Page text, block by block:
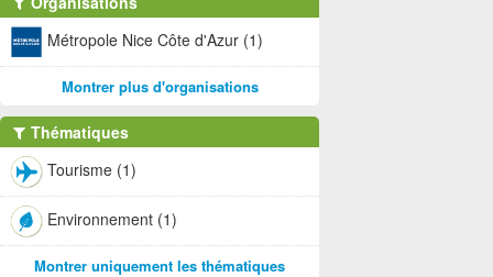
Métropole Nice Côte d'Azur (1)
Montrer plus d'organisations
Thématiques
Tourisme (1)
Environnement (1)
Montrer uniquement les thématiques